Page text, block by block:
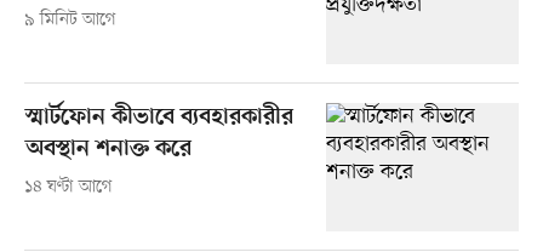
৯ মিনিট আগে
স্মার্টফোন কীভাবে ব্যবহারকারীর
অবস্থান শনাক্ত করে
১৪ ঘণ্টা আগে